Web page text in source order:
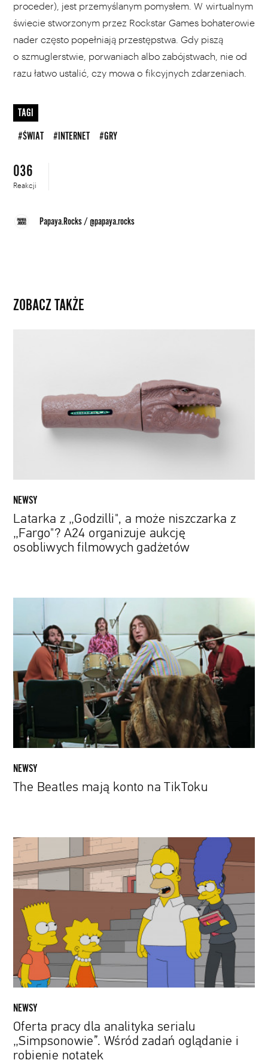
proceder), jest przemyślanym pomysłem. W wirtualnym
świecie stworzonym przez Rockstar Games bohaterowie
nader często popełniają przestępstwa. Gdy piszą
o szmuglerstwie, porwaniach albo zabójstwach, nie od
razu łatwo ustalić, czy mowa o fikcyjnych zdarzeniach.
TAGI
#ŚWIAT #INTERNET #GRY
036
Reakcji
Papaya.Rocks/@papaya.rocks
ZOBACZ TAKŻE
aukcję
osobliwych
gadżetów
NEWSY
Latarka z „Godzilli", a może niszczarka z
„Fargo"? A24 organizuje aukcję
osobliwych filmowych gadżetów
mają
TikToku
NEWSY
The Beatles mają konto na TikToku
Oferta
pracy
dla
analityka
serialu
„Simpsonowie”.
Wśród
zadań
oglądanie
i
robienie
notatek
NEWSY
Oferta pracy dla analityka serialu
„Simpsonowie”. Wśród zadań oglądanie i
robienie notatek